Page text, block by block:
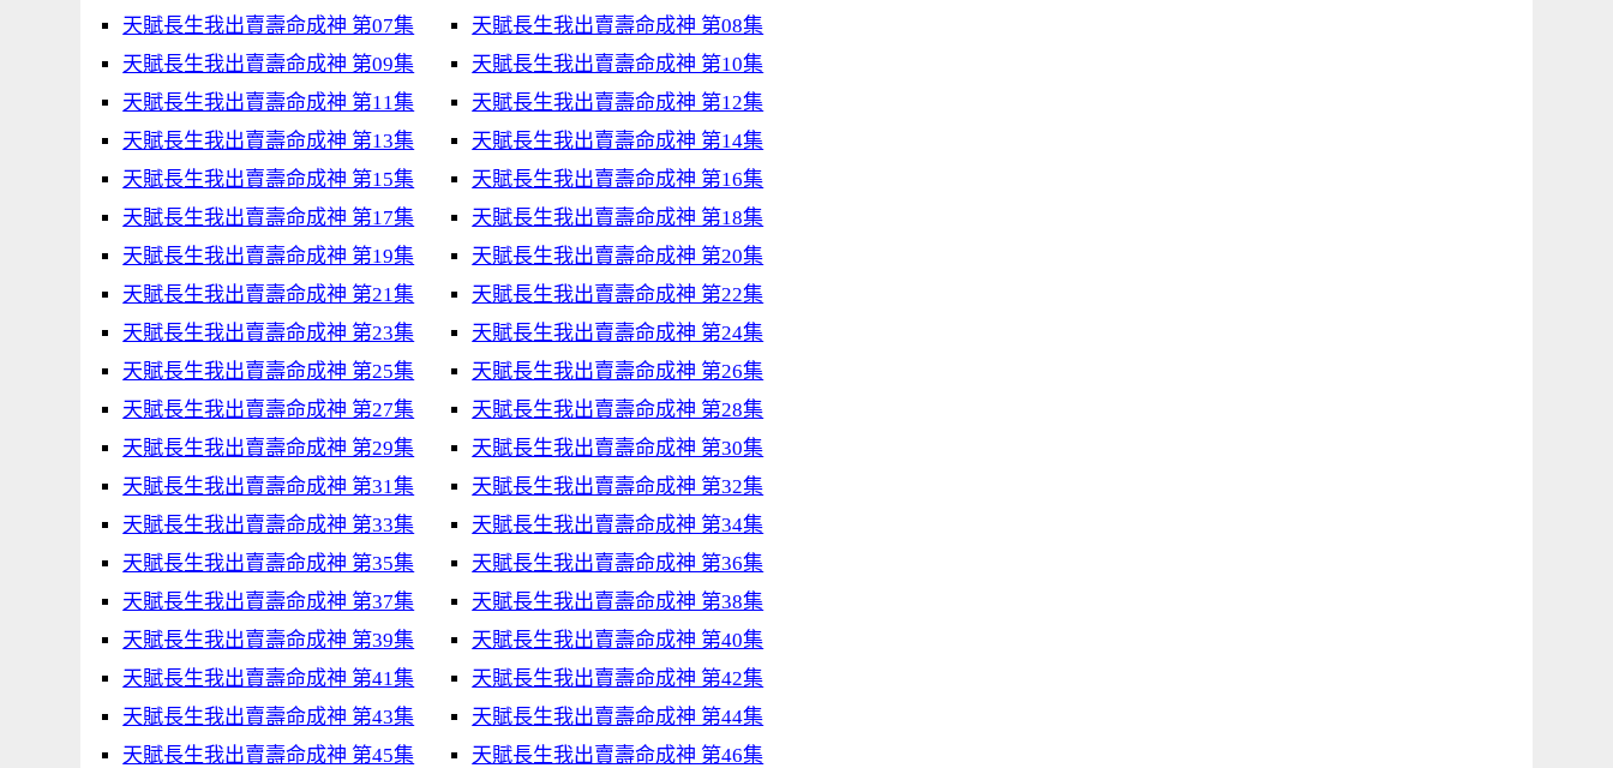
天賦長生我出賣壽命成神 第07集
天賦長生我出賣壽命成神 第08集
天賦長生我出賣壽命成神 第09集
天賦長生我出賣壽命成神 第10集
天賦長生我出賣壽命成神 第11集
天賦長生我出賣壽命成神 第12集
天賦長生我出賣壽命成神 第13集
天賦長生我出賣壽命成神 第14集
天賦長生我出賣壽命成神 第15集
天賦長生我出賣壽命成神 第16集
天賦長生我出賣壽命成神 第17集
天賦長生我出賣壽命成神 第18集
天賦長生我出賣壽命成神 第19集
天賦長生我出賣壽命成神 第20集
天賦長生我出賣壽命成神 第21集
天賦長生我出賣壽命成神 第22集
天賦長生我出賣壽命成神 第23集
天賦長生我出賣壽命成神 第24集
天賦長生我出賣壽命成神 第25集
天賦長生我出賣壽命成神 第26集
天賦長生我出賣壽命成神 第27集
天賦長生我出賣壽命成神 第28集
天賦長生我出賣壽命成神 第29集
天賦長生我出賣壽命成神 第30集
天賦長生我出賣壽命成神 第31集
天賦長生我出賣壽命成神 第32集
天賦長生我出賣壽命成神 第33集
天賦長生我出賣壽命成神 第34集
天賦長生我出賣壽命成神 第35集
天賦長生我出賣壽命成神 第36集
天賦長生我出賣壽命成神 第37集
天賦長生我出賣壽命成神 第38集
天賦長生我出賣壽命成神 第39集
天賦長生我出賣壽命成神 第40集
天賦長生我出賣壽命成神 第41集
天賦長生我出賣壽命成神 第42集
天賦長生我出賣壽命成神 第43集
天賦長生我出賣壽命成神 第44集
天賦長生我出賣壽命成神 第45集
天賦長生我出賣壽命成神 第46集